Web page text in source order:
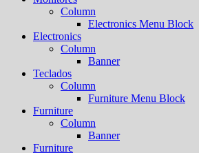
Column
Electronics Menu Block
Electronics
Column
Banner
Teclados
Column
Furniture Menu Block
Furniture
Column
Banner
Furniture